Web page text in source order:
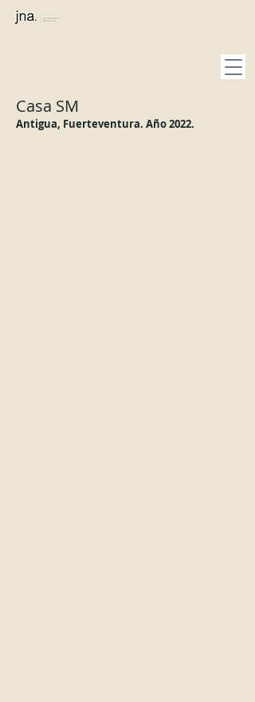
Casa SM
Antigua, Fuerteventura. Año 2022.